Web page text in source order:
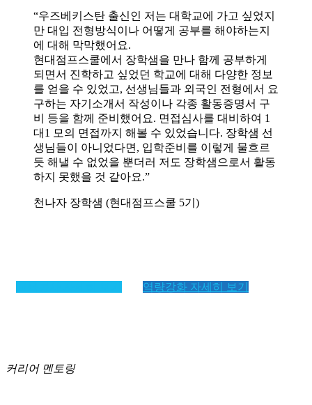
“우즈베키스탄 출신인 저는 대학교에 가고 싶었지
만 대입 전형방식이나 어떻게 공부를 해야하는지
에 대해 막막했어요.
현대점프스쿨에서 장학샘을 만나 함께 공부하게
되면서 진학하고 싶었던 학교에 대해 다양한 정보
를 얻을 수 있었고, 선생님들과 외국인 전형에서 요
구하는 자기소개서 작성이나 각종 활동증명서 구
비 등을 함께 준비했어요. 면접심사를 대비하여 1
대1 모의 면접까지 해볼 수 있었습니다. 장학샘 선
생님들이 아니었다면, 입학준비를 이렇게 물흐르
듯 해낼 수 없었을 뿐더러 저도 장학샘으로서 활동
하지 못했을 것 같아요.”
천나자 장학샘 (현대점프스쿨 5기)
역량강화 자세히 보기
커리어 멘토링